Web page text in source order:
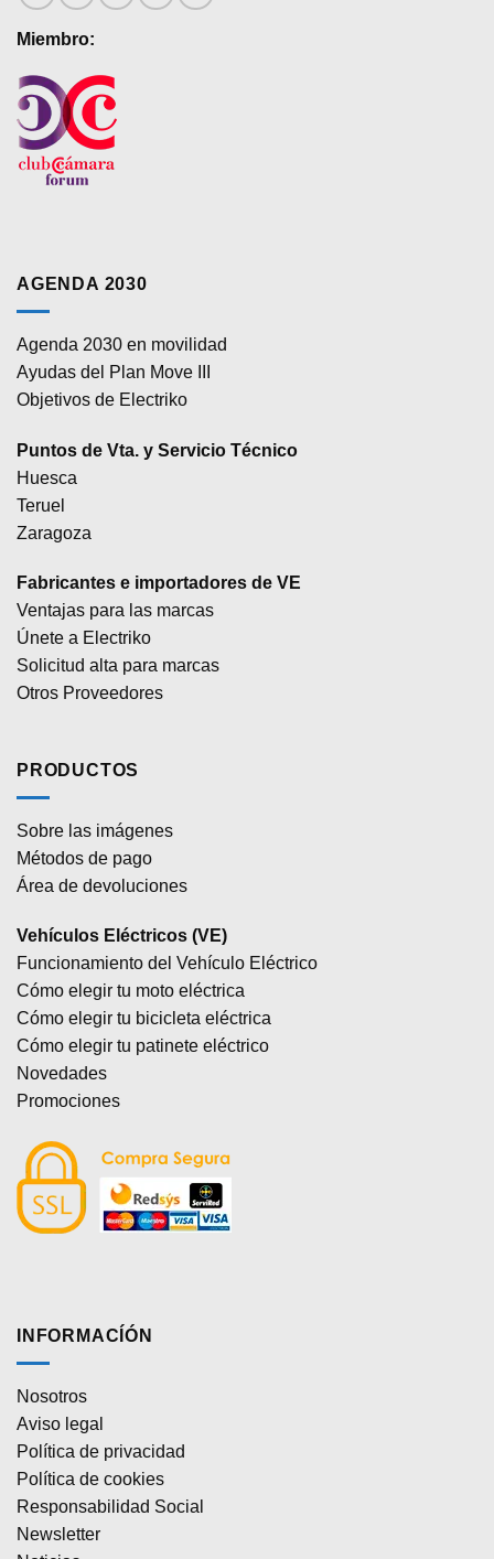
Miembro:
AGENDA 2030
Agenda 2030 en movilidad
Ayudas del Plan Move III
Objetivos de Electriko
Puntos de Vta. y Servicio Técnico
Huesca
Teruel
Zaragoza
Fabricantes e importadores de VE
Ventajas para las marcas
Únete a Electriko
Solicitud alta para marcas
Otros Proveedores
PRODUCTOS
Sobre las imágenes
Métodos de pago
Área de devoluciones
Vehículos Eléctricos (VE)
Funcionamiento del Vehículo Eléctrico
Cómo elegir tu moto eléctrica
Cómo elegir tu bicicleta eléctrica
Cómo elegir tu patinete eléctrico
Novedades
Promociones
INFORMACÍÓN
Nosotros
Aviso legal
Política de privacidad
Política de cookies
Responsabilidad Social
Newsletter